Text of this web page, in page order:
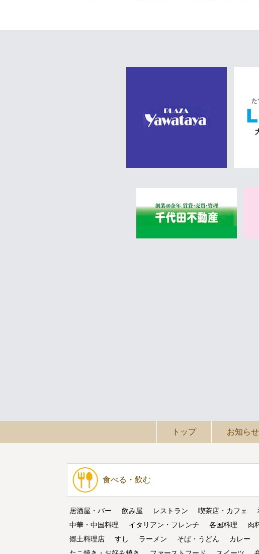
トップ お知らせ
食べる・飲む
居酒屋・バー 飲み屋 レストラン 喫茶店・カフェ
中華・中国料理
イタリアン・フレンチ 各国料理 肉
郷土料理店
すし ラーメン そば・うどん
カレー